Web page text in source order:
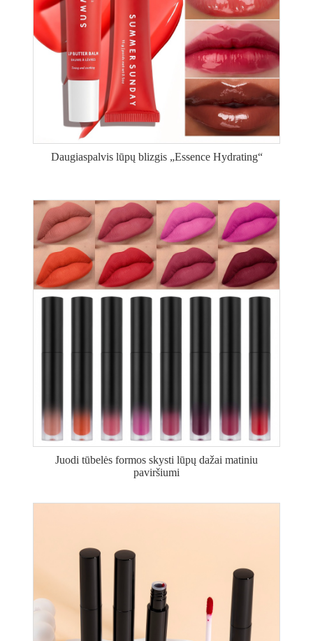
Daugiaspalvis lūpų blizgis „Essence Hydrating“
Juodi tūbelės formos skysti lūpų dažai matiniu
paviršiumi